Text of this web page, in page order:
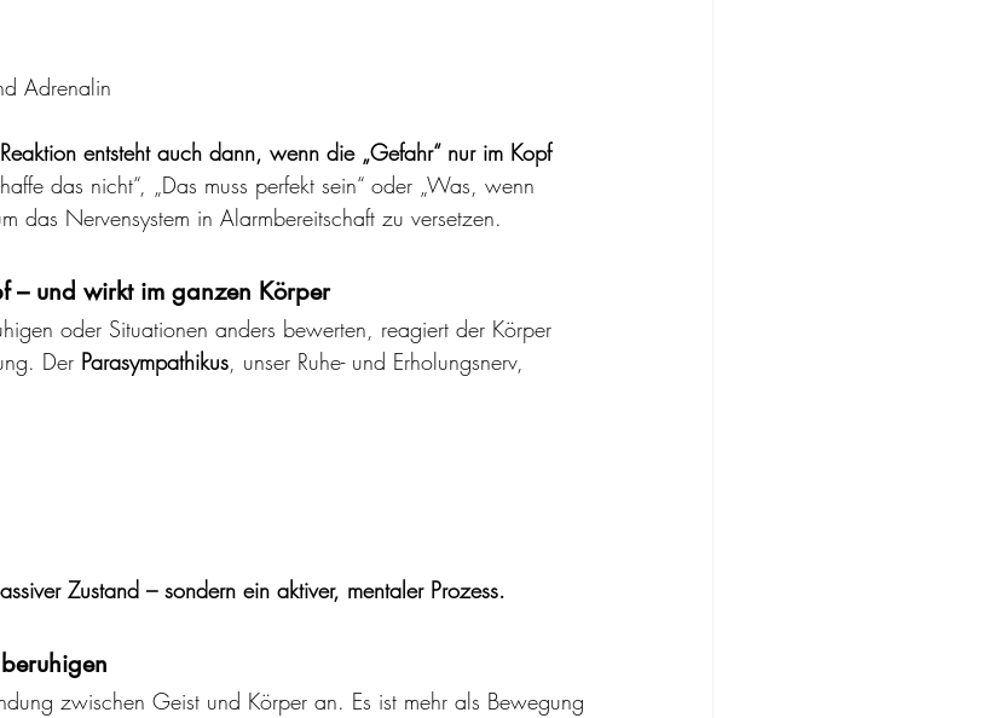
Adrenalin
entsteht auch dann, wenn die „Gefahr“ nur im Kopf
das nicht“, „Das muss perfekt sein“ oder „Was, wenn
das Nervensystem in Alarmbereitschaft zu versetzen.
– und wirkt im ganzen Körper
oder Situationen anders bewerten, reagiert der Körper
Der Parasympathikus, unser Ruhe- und Erholungsnerv,
Zustand – sondern ein aktiver, mentaler Prozess.
zwischen Geist und Körper an. Es ist mehr als Bewegung